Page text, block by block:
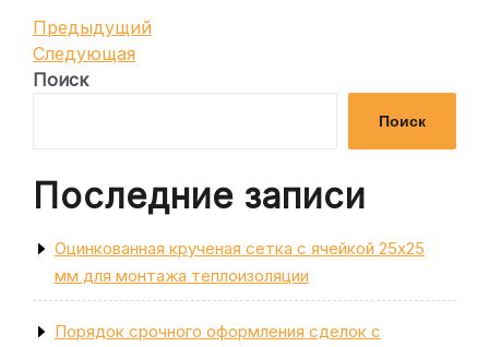
Навигация
по
записям
Предыдущая
запись
Предыдущий
Следующая
запись
Следующая
Поиск
Поиск
Последние записи
Оцинкованная крученая сетка с ячейкой 25х25
мм для монтажа теплоизоляции
Порядок срочного оформления сделок с